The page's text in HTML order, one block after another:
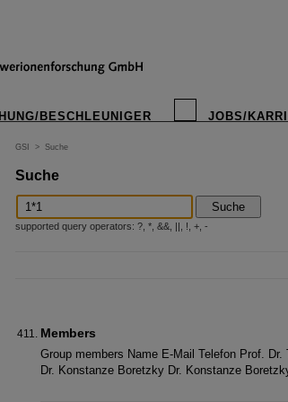
BESCHLEUNIGER JOBS/
GSI > Suche
Suche
Suche
supported query operators: ?, *, &&, ||, !, +, -
Members
Group members Name E-Mail Telefon Prof.
Dr. Konstanze Boretzky Dr. Konstanze